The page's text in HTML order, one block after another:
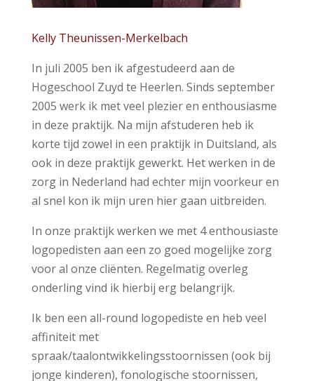
Kelly Theunissen-Merkelbach
In juli 2005 ben ik afgestudeerd aan de
Hogeschool Zuyd te Heerlen. Sinds september
2005 werk ik met veel plezier en enthousiasme
in deze praktijk. Na mijn afstuderen heb ik
korte tijd zowel in een praktijk in Duitsland, als
ook in deze praktijk gewerkt. Het werken in de
zorg in Nederland had echter mijn voorkeur en
al snel kon ik mijn uren hier gaan uitbreiden.
In onze praktijk werken we met 4 enthousiaste
logopedisten aan een zo goed mogelijke zorg
voor al onze cliënten. Regelmatig overleg
onderling vind ik hierbij erg belangrijk.
Ik ben een all-round logopediste en heb veel
affiniteit met
spraak/taalontwikkelingsstoornissen (ook bij
jonge kinderen), fonologische stoornissen,